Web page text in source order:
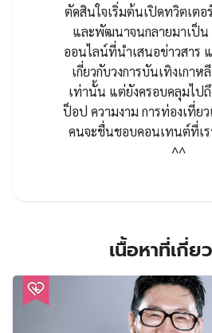
ตัดสินใจเริ่มต้นเปิดทวิตเตอ
และพัฒนาจนกลายมาเป็น
ออนไลน์ที่นำเสนอข่าวสาร
เกี่ยวกับวงการบันเทิงเกา
เท่านั้น แต่ยังครอบคลุมไป
ป็อป ความงาม การท่องเที่ย
คนจะชื่นชอบคอนเทนต์ที่เร
^^
เนื้อหาที่เกี่ย